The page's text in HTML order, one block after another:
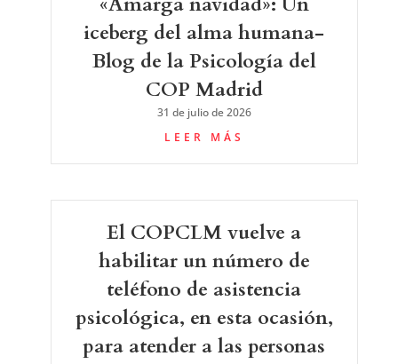
iceberg del alma humana-
Blog de la Psicología del
COP Madrid
31 de julio de 2026
LEER MÁS
El COPCLM vuelve a
habilitar un número de
teléfono de asistencia
psicológica, en esta ocasión,
para atender a las personas